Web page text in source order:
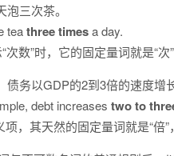
三次茶。
teathree timesa day.
数”时，它的固定量词就是“次
务以GDP的2到3倍的速度增长
debt increases two to
项，其天然的固定量词就是“倍”